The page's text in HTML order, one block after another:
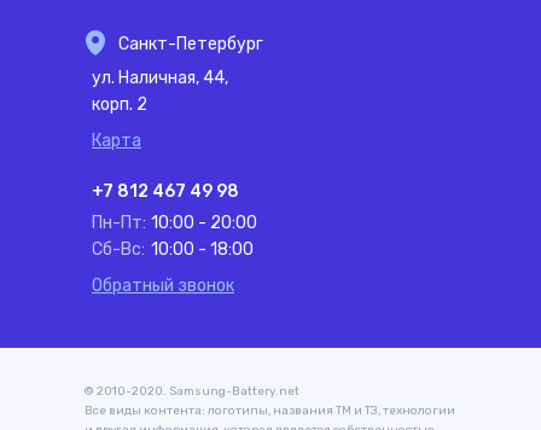
Санкт-Петербург
ул. Наличная, 44,
корп. 2
Карта
+7 812 467 49 98
Пн-Пт: 10:00 - 20:00
Сб-Вс: 10:00 - 18:00
Обратный звонок
© 2010-2020. Samsung-Battery.net
Все виды контента: логотипы, названия ТМ и ТЗ, технологии